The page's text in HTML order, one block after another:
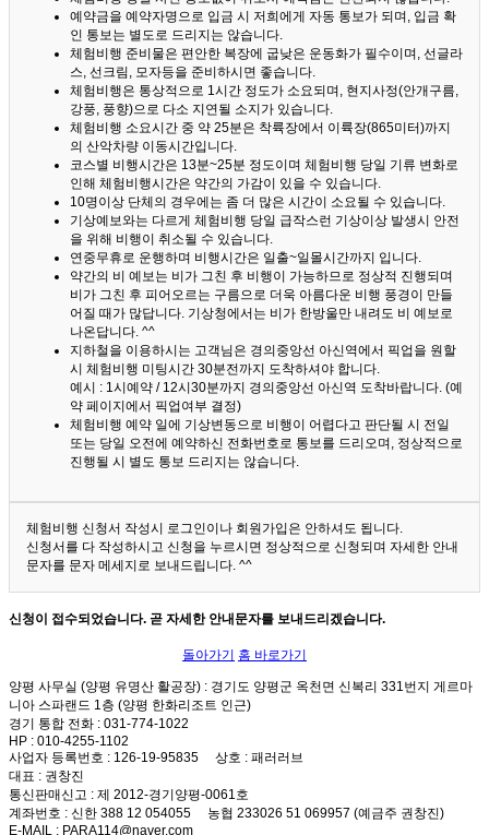
예약금을 예약자명으로 입금 시 저희에게 자동 통보가 되며, 입금 확
인 통보는 별도로 드리지는 않습니다.
체험비행 준비물은 편안한 복장에 굽낮은 운동화가 필수이며, 선글라
스, 선크림, 모자등을 준비하시면 좋습니다.
체험비행은 통상적으로 1시간 정도가 소요되며, 현지사정(안개구름,
강풍, 풍향)으로 다소 지연될 소지가 있습니다.
체험비행 소요시간 중 약 25분은 착륙장에서 이륙장(865미터)까지
의 산악차량 이동시간입니다.
코스별 비행시간은 13분~25분 정도이며 체험비행 당일 기류 변화로
인해 체험비행시간은 약간의 가감이 있을 수 있습니다.
10명이상 단체의 경우에는 좀 더 많은 시간이 소요될 수 있습니다.
기상예보와는 다르게 체험비행 당일 급작스런 기상이상 발생시 안전
을 위해 비행이 취소될 수 있습니다.
연중무휴로 운행하며 비행시간은 일출~일몰시간까지 입니다.
약간의 비 예보는 비가 그친 후 비행이 가능하므로 정상적 진행되며
비가 그친 후 피어오르는 구름으로 더욱 아름다운 비행 풍경이 만들
어질 때가 많답니다. 기상청에서는 비가 한방울만 내려도 비 예보로
나온답니다. ^^
지하철을 이용하시는 고객님은 경의중앙선 아신역에서 픽업을 원할
시 체험비행 미팅시간 30분전까지 도착하셔야 합니다.
예시 : 1시예약 / 12시30분까지 경의중앙선 아신역 도착바랍니다. (예
약 페이지에서 픽업여부 결정)
체험비행 예약 일에 기상변동으로 비행이 어렵다고 판단될 시 전일
또는 당일 오전에 예약하신 전화번호로 통보를 드리오며, 정상적으로
진행될 시 별도 통보 드리지는 않습니다.
체험비행 신청서 작성시 로그인이나 회원가입은 안하셔도 됩니다.
신청서를 다 작성하시고 신청을 누르시면 정상적으로 신청되며 자세한 안내
문자를 문자 메세지로 보내드립니다. ^^
신청이 접수되었습니다. 곧 자세한 안내문자를 보내드리겠습니다.
돌아가기 홈 바로가기
양평 사무실 (양평 유명산 활공장) : 경기도 양평군 옥천면 신복리 331번지 게르마
니아 스파랜드 1층 (양평 한화리조트 인근)
경기 통합 전화 : 031-774-1022
HP : 010-4255-1102
사업자 등록번호 : 126-19-95835 상호 : 패러러브
대표 : 권창진
통신판매신고 : 제 2012-경기양평-0061호
계좌번호 : 신한 388 12 054055 농협 233026 51 069957 (예금주 권창진)
E-MAIL : PARA114@naver.com